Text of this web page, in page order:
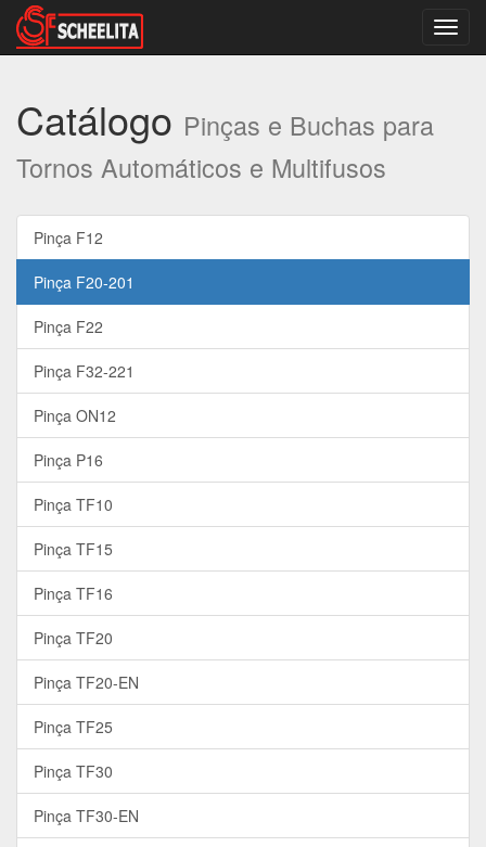
Catálogo Pinças e Buchas para
Tornos Automáticos e Multifusos
Pinça F12
Pinça F20-201
Pinça F22
Pinça F32-221
Pinça ON12
Pinça P16
Pinça TF10
Pinça TF15
Pinça TF16
Pinça TF20
Pinça TF20-EN
Pinça TF25
Pinça TF30
Pinça TF30-EN